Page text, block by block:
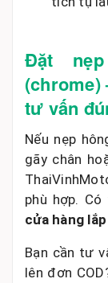
Đặt
tư vấn
Nếu nẹp
gãy chân
phù hợp. Có
cửa hàng
Bạn cần tư
lên đơn